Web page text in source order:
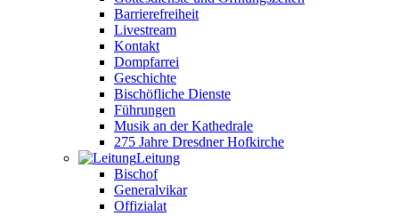
Barrierefreiheit
Livestream
Kontakt
Dompfarrei
Geschichte
Bischöfliche Dienste
Führungen
Musik an der Kathedrale
275 Jahre Dresdner Hofkirche
Leitung
Bischof
Generalvikar
Offizialat